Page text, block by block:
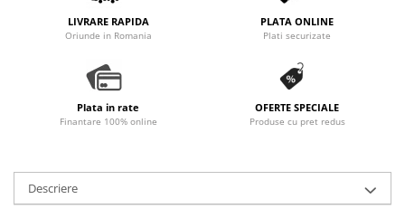
LIVRARE RAPIDA
Oriunde in Romania
PLATA ONLINE
Plati securizate
Plata in rate
Finantare 100% online
OFERTE SPECIALE
Produse cu pret redus
Descriere